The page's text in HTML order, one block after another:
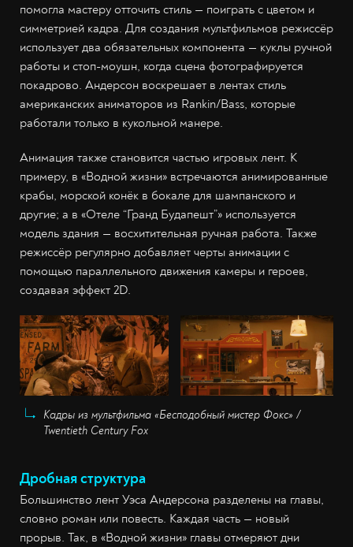
помогла мастеру отточить стиль — поиграть с цветом и
симметрией кадра. Для создания мультфильмов режиссёр
использует два обязательных компонента — куклы ручной
работы и стоп-моушн, когда сцена фотографируется
покадрово. Андерсон воскрешает в лентах стиль
американских аниматоров из Rankin/Bass, которые
работали только в кукольной манере.
Анимация также становится частью игровых лент. К
примеру, в «Водной жизни» встречаются анимированные
крабы, морской конёк в бокале для шампанского и
другие; а в «Отеле “Гранд Будапешт”» используется
модель здания — восхитительная ручная работа. Также
режиссёр регулярно добавляет черты анимации с
помощью параллельного движения камеры и героев,
создавая эффект 2D.
Кадры из мультфильма «Бесподобный мистер Фокс» /
Twentieth Century Fox
Дробная структура
Большинство лент Уэса Андерсона разделены на главы,
словно роман или повесть. Каждая часть — новый
прорыв. Так, в «Водной жизни» главы отмеряют дни